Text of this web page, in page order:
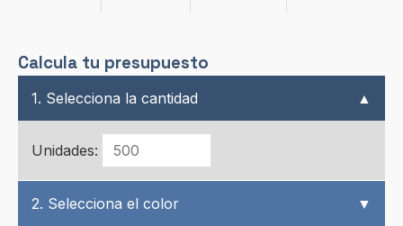
Calcula tu presupuesto
1. Selecciona la cantidad ▲
Unidades:
2. Selecciona el color ▼